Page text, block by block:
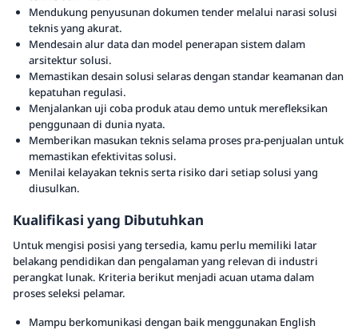
Mendukung penyusunan dokumen tender melalui narasi solusi
teknis yang akurat.
Mendesain alur data dan model penerapan sistem dalam
arsitektur solusi.
Memastikan desain solusi selaras dengan standar keamanan dan
kepatuhan regulasi.
Menjalankan uji coba produk atau demo untuk merefleksikan
penggunaan di dunia nyata.
Memberikan masukan teknis selama proses pra-penjualan untuk
memastikan efektivitas solusi.
Menilai kelayakan teknis serta risiko dari setiap solusi yang
diusulkan.
Kualifikasi yang Dibutuhkan
Untuk mengisi posisi yang tersedia, kamu perlu memiliki latar
belakang pendidikan dan pengalaman yang relevan di industri
perangkat lunak. Kriteria berikut menjadi acuan utama dalam
proses seleksi pelamar.
Mampu berkomunikasi dengan baik menggunakan English